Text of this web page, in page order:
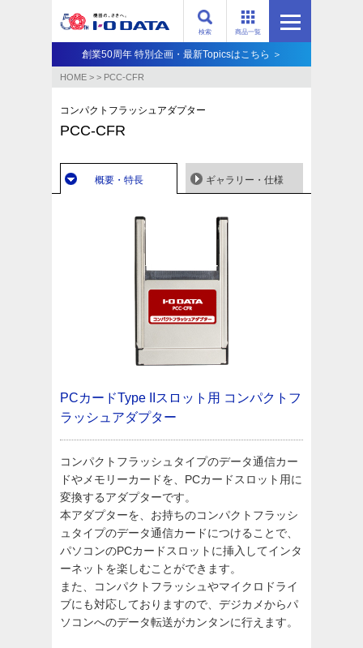
商品一覧
検索
創業50周年 特別企画・最新Topicsはこちら ＞
HOME > > PCC-CFR
コンパクトフラッシュアダプター
PCC-CFR
概要・特長 ギャラリー・仕様
PCカードType IIスロット用 コンパクトフ
ラッシュアダプター
コンパクトフラッシュタイプのデータ通信カー
ドやメモリーカードを、PCカードスロット用に
変換するアダプターです。
本アダプターを、お持ちのコンパクトフラッシ
ュタイプのデータ通信カードにつけることで、
パソコンのPCカードスロットに挿入してインタ
ーネットを楽しむことができます。
また、コンパクトフラッシュやマイクロドライ
ブにも対応しておりますので、デジカメからパ
ソコンへのデータ転送がカンタンに行えます。